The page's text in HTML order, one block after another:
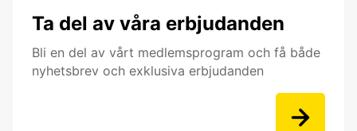
Ta del av våra erbjudanden
Bli en del av vårt medlemsprogram och få både
nyhetsbrev och exklusiva erbjudanden